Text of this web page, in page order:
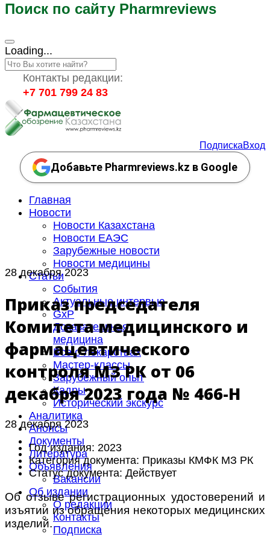
Поиск по сайту Pharmreviews
Loading...
Контакты редакции:
+7 701 799 24 83
ПодпискаВход
Добавьте Pharmreviews.kz в Google
Главная
Новости
Новости Казахстана
Новости ЕАЭС
Зарубежные новости
Новости медицины
Статьи
События
Актуальные интервью
GxP
Доказательная
медицина
Все о лекарствах
Мастер-классы
Зарубежный опыт
Кадры
Исторический экскурс
Аналитика
Анонсы
Документы
Литература
Объявления
Вакансии
Об издании
О редакции
Контакты
Подписка
28 декабря 2023
Приказ председателя
Комитета медицинского и
фармацевтического
контроля МЗ РК от 06
декабря 2023 года № 466-НҚ
28 декабря 2023
Год издания: 2023
Категория документа: Приказы КМФК МЗ РК
Статус документа: Действует
Об отзыве регистрационных удостоверений и
изъятии из обращения некоторых медицинских
изделий.